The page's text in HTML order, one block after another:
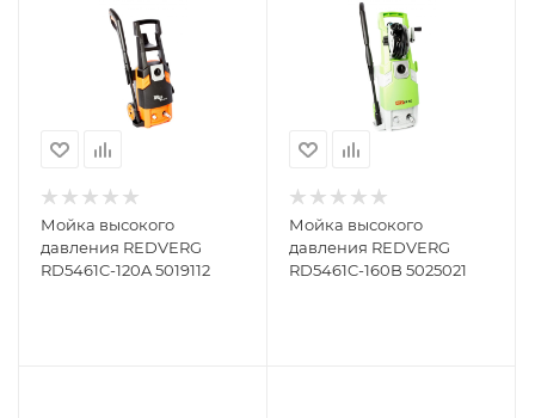
Мойка высокого
давления REDVERG
RD5461C-120A 5019112
Мойка высокого
давления REDVERG
RD5461C-160B 5025021